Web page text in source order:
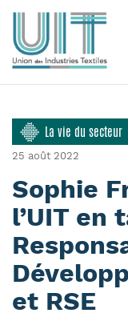
La vie du secteur
25 août 2022
Sophie
l’UIT en
et RSE